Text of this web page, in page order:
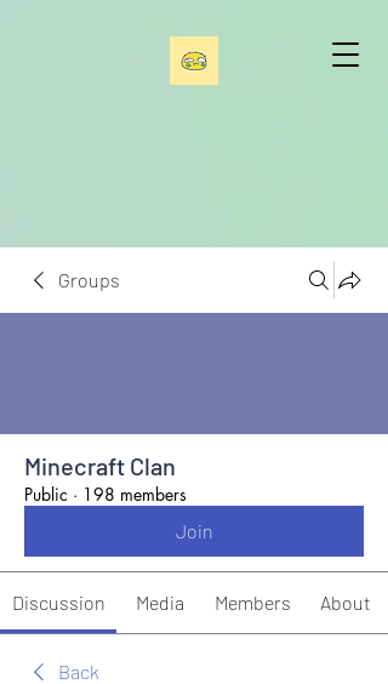
Groups
Minecraft Clan
Public · 198 members
Join
Discussion Media Members About
Back